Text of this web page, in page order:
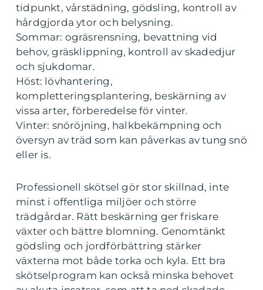
tidpunkt, vårstädning, gödsling, kontroll av
hårdgjorda ytor och belysning.
Sommar: ogräsrensning, bevattning vid
behov, gräsklippning, kontroll av skadedjur
och sjukdomar.
Höst: lövhantering,
kompletteringsplantering, beskärning av
vissa arter, förberedelse för vinter.
Vinter: snöröjning, halkbekämpning och
översyn av träd som kan påverkas av tung snö
eller is.
Professionell skötsel gör stor skillnad, inte
minst i offentliga miljöer och större
trädgårdar. Rätt beskärning ger friskare
växter och bättre blomning. Genomtänkt
gödsling och jordförbättring stärker
växterna mot både torka och kyla. Ett bra
skötselprogram kan också minska behovet